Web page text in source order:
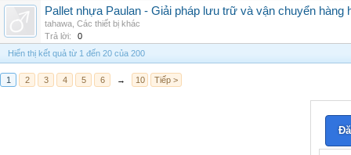
Pallet nhựa Paulan - Giải pháp lưu trữ và vận chuyển hàng
tahawa Các thiết bị khác
Trả lời:
0
Hiển thị kết quả từ 1 đến 20 của 200
1 2 3 4 5 6 → 10 Tiếp >